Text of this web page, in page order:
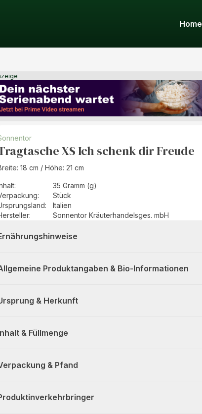
Home
XS Ich schenk dir Freude
18 cm / Höhe: 21 cm
:
35 Gramm (g)
:
Stück
:
Italien
: Sonnentor Kräuterhandelsges. mbH
Produktangaben & Bio-Informationen
& Herkunft
& Füllmenge
& Pfand